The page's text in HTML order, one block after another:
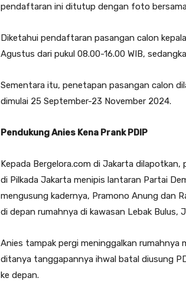
pendaftaran ini ditutup dengan foto
Diketahui pendaftaran pasangan calon
Agustus dari pukul 08.00-16.00 WIB,
Sementara itu, penetapan pasangan calon
dimulai 25 September-23 November 2024.
Pendukung Anies Kena Prank PDIP
Kepada Bergelora.com di Jakarta
di Pilkada Jakarta menipis lantaran Partai
mengusung kadernya, Pramono Anung dan
di depan rumahnya di kawasan Lebak Bulus,
Anies tampak pergi meninggalkan rumahnya
ditanya tanggapannya ihwal batal diusung
ke depan.